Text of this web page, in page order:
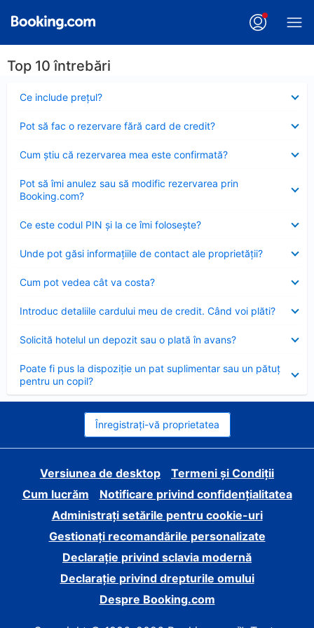
Top 10 întrebări
Ce include preţul?
închis
Pot să fac o rezervare fără card de credit?
închis
Cum ştiu că rezervarea mea este confirmată?
închis
Pot să îmi anulez sau să modific rezervarea prin
Booking.com?
închis
Ce este codul PIN şi la ce îmi foloseşte?
închis
Unde pot găsi informațiile de contact ale proprietății?
închis
Cum pot vedea cât va costa?
închis
Introduc detaliile cardului meu de credit. Când voi plăti?
închis
Solicită hotelul un depozit sau o plată în avans?
închis
Poate fi pus la dispoziție un pat suplimentar sau un pătuț
pentru un copil?
închis
Înregistrați-vă proprietatea
Versiunea de desktop
Termeni și Condiții
Cum lucrăm
Notificare privind confidențialitatea
Administrați setările pentru cookie-uri
Gestionați recomandările personalizate
Declarație privind sclavia modernă
Declarație privind drepturile omului
Despre Booking.com